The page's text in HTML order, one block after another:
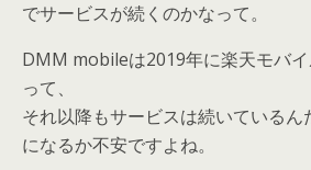
でサービスが続くのかなって。
DMM mobileは2019年に楽天モバ
って、
それ以降もサービスは続いているん
になるか不安ですよね。